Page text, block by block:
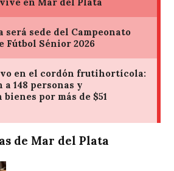
de Mar del Plata